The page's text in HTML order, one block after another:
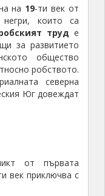
на 19-ти век от
които са
труд е
за развитието
общество
робството.
северна
Юг довеждат
от първата
век приключва с